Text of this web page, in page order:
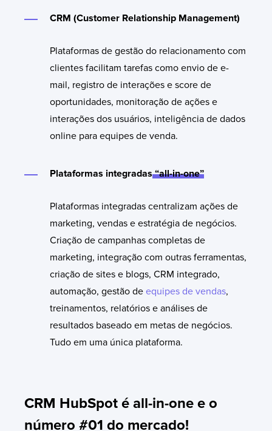
CRM (Customer Relationship Management)
Plataformas de gestão do relacionamento com
clientes facilitam tarefas como envio de e-
mail, registro de interações e score de
oportunidades, monitoração de ações e
interações dos usuários, inteligência de dados
online para equipes de venda.
Plataformas integradas“all-in-one”
Plataformas integradas centralizam ações de
marketing, vendas e estratégia de negócios.
Criação de campanhas completas de
marketing, integração com outras ferramentas,
criação de sites e blogs, CRM integrado,
automação, gestão de equipes de vendas,
treinamentos, relatórios e análises de
resultados baseado em metas de negócios.
Tudo em uma única plataforma.
CRM HubSpot é all-in-one e o
número #01 do mercado!